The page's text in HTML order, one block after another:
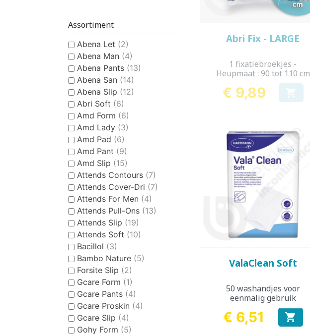
Assortiment
Abena Let (2)
Abena Man (4)
Abena Pants (13)
Abena San (14)
Abena Slip (12)
Abri Soft (6)
Amd Form (6)
Amd Lady (3)
Amd Pad (6)
Amd Pant (9)
Amd Slip (15)
Attends Contours (7)
Attends Cover-Dri (7)
Attends For Men (4)
Attends Pull-Ons (13)
Attends Slip (19)
Attends Soft (10)
Bacillol (3)
Bambo Nature (5)
Forsite Slip (2)
Gcare Form (1)
Gcare Pants (4)
Gcare Proskin (4)
Gcare Slip (4)
Gohy Form (5)
Snel bekijken
Abri Fix - LARGE
1 fixatiebroekjes -
Heupmaat : 90 tot 110 cm
Prijs
€ 9,89 
Snel bekijken
ValaClean Soft
50 washandjes voor
eenmalig gebruik
Prijs
€ 6,51 